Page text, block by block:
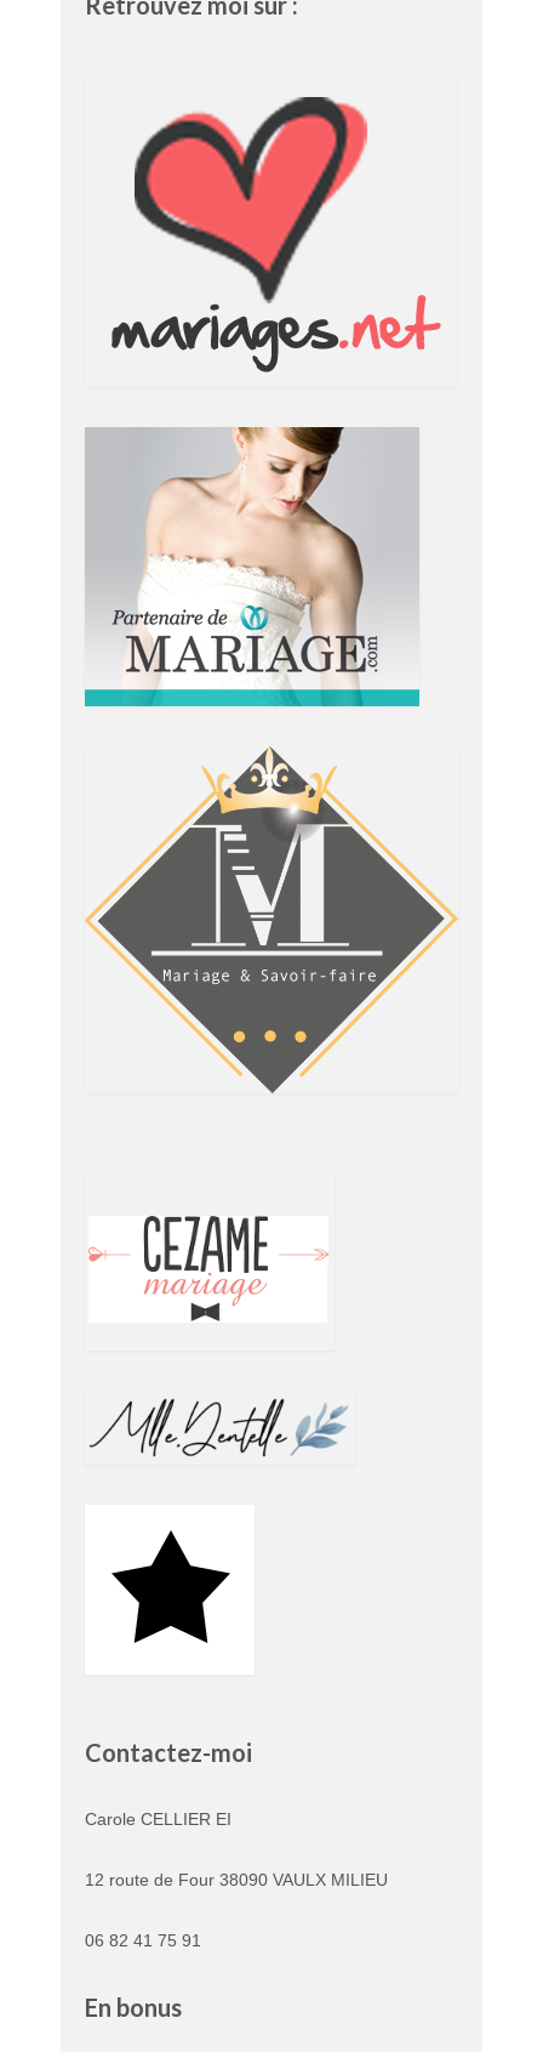
Contactez-moi
Carole CELLIER EI
12 route de Four 38090 VAULX MILIEU
06 82 41 75 91
En bonus